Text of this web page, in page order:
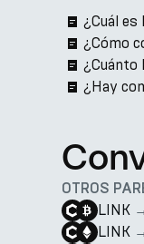
¿Cuál es
¿Cómo
¿Cuánto
¿Hay
OTROS
LINK
LINK